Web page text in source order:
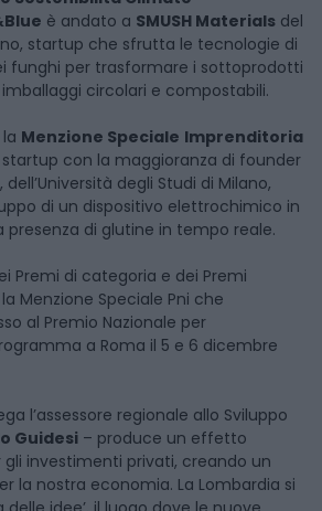
è andato a SMUSH Materials del
startup che sfrutta le tecnologie di
funghi per trasformare i sottoprodotti
circolari e compostabili.
Menzione Speciale Imprenditoria
con la maggioranza di founder
degli Studi di Milano,
di un dispositivo elettrochimico in
presenza di glutine in tempo reale.
Premi di categoria e dei Premi
Menzione Speciale Pni che
al Premio Nazionale per
a Roma il 5 e 6 dicembre
l’assessore regionale allo Sviluppo
Guidesi – produce un effetto
investimenti privati, creando un
la nostra economia. La Lombardia si